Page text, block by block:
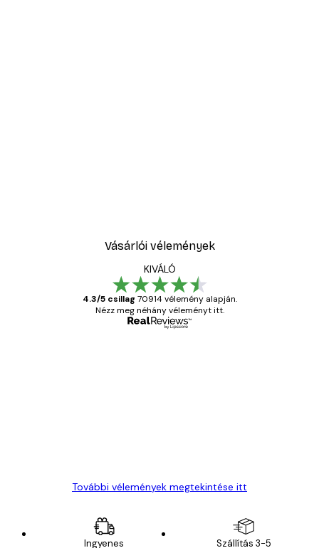
Vásárlói vélemények
KIVÁLÓ
4.3/5 csillag 70914 vélemény alapján.
Nézz meg néhány véleményt itt.
További vélemények megtekintése itt
Ingyenes
Szállítás 3-5